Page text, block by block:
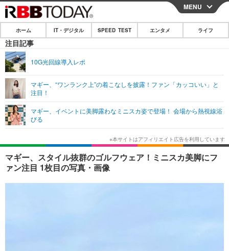
CLOSE
ホーム
IT・デジタル
ショッピング その他
SPEED TEST
エンタメ
エンタメTOP
韓国・芸能
音楽 スポーツ
ライフ
ライフTOP グルメ
ペット ショッピング
その他
リリース一覧
プッシュ通知の停止方法
MENU
ホーム IT・デジタル SPEED TEST エンタメ ライフ
注目記事
10G光回線導入レポ
マギー、“ワンランク上”の着こなしを披露！ファン「カッコいい」と
注目！
マギー、イベントに美脚露わなミニスカ姿で登場！ 会場から熱視線浴
びる
マギー、スタイル抜群のゴルフウェア！ミニスカ美脚にフ
ァン注目 1枚目の写真・画像